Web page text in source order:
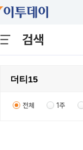
검색
전체 1주